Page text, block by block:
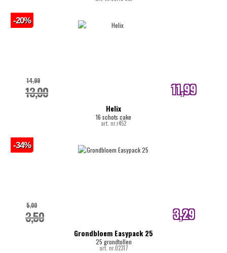
Helix
16 schots cake
art. nr.r452
13,00
14,99 11,99
internetprijs
-20%
Grondbloem Easypack 25
25 grondtollen
art. nr.02317
3,50
5,00 3,29
internetprijs
-34%